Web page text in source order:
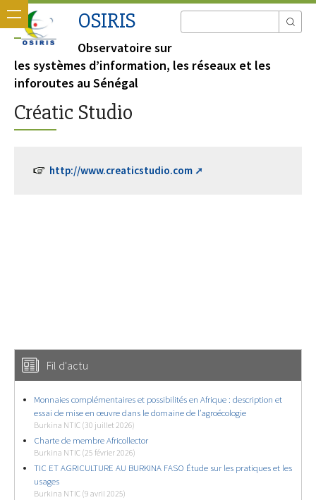
OSIRIS
Observatoire sur
les systèmes d’information, les réseaux et les
inforoutes au Sénégal
Créatic Studio
http://www.creaticstudio.com
Fil d'actu
Monnaies complémentaires et possibilités en Afrique : description et
essai de mise en œuvre dans le domaine de l’agroécologie
Burkina NTIC (30 juillet 2026)
Charte de membre Africollector
Burkina NTIC (25 février 2026)
TIC ET AGRICULTURE AU BURKINA FASO Étude sur les pratiques et les
usages
Burkina NTIC (9 avril 2025)